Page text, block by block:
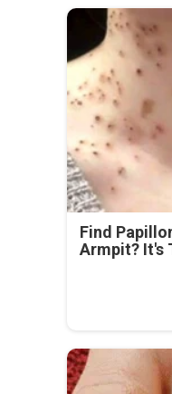
Find
Armpit? It's